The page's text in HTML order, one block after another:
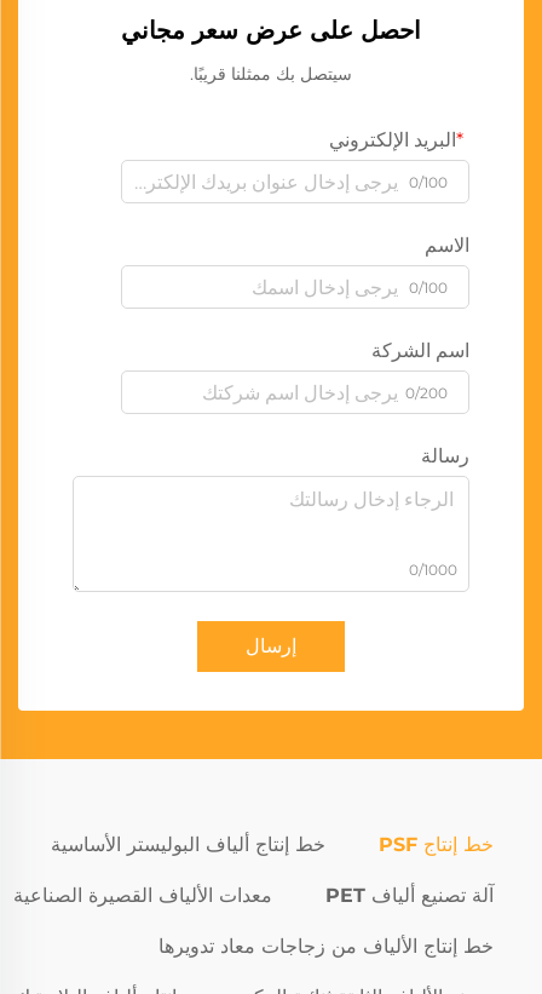
احصل على عرض سعر مجاني
سيتصل بك ممثلنا قريبًا.
البريد الإلكتروني
0/100
الاسم
0/100
اسم الشركة
0/200
رسالة
0/1000
إرسال
خط إنتاج PSF خط إنتاج ألياف البوليستر الأساسية
آلة تصنيع ألياف PET معدات الألياف القصيرة الصناعية
خط إنتاج الألياف من زجاجات معاد تدويرها